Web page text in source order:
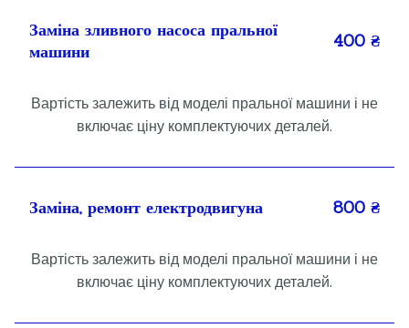
Заміна зливного насоса пральної
машини
400 ₴
Вартість залежить від моделі пральної машини і не
включає ціну комплектуючих деталей.
Заміна, ремонт електродвигуна 800 ₴
Вартість залежить від моделі пральної машини і не
включає ціну комплектуючих деталей.